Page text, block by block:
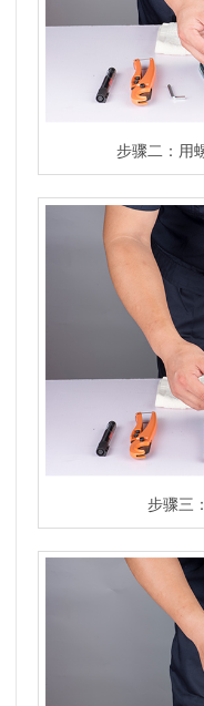
步骤二：用
步骤三